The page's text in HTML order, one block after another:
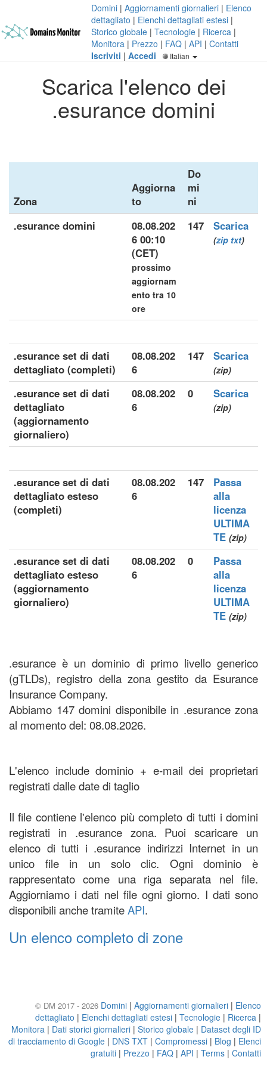
Domini | Aggiornamenti giornalieri | Elenco
dettagliato | Elenchi dettagliati estesi |
Storico globale | Tecnologie | Ricerca |
Monitora | Prezzo | FAQ | API | Contatti
Iscriviti | Accedi Italian
Scarica l'elenco dei
.esurance domini
Zona
Aggiorna
to
Do
mi
ni
.esurance domini
08.08.202
6 00:10
(CET)
prossimo
aggiornam
ento tra 10
ore
147 Scarica
(zip txt)
.esurance set di dati
dettagliato (completi)
08.08.202
6
147 Scarica
(zip)
.esurance set di dati
dettagliato
(aggiornamento
giornaliero)
08.08.202
6
0 Scarica
(zip)
.esurance set di dati
dettagliato esteso
(completi)
08.08.202
6
147
Passa
alla
licenza
ULTIMA
TE (zip)
.esurance set di dati
dettagliato esteso
(aggiornamento
giornaliero)
08.08.202
6
0
Passa
alla
licenza
ULTIMA
TE (zip)
.esurance è un dominio di primo livello generico
(gTLDs), registro della zona gestito da Esurance
Insurance Company.
Abbiamo 147 domini disponibile in .esurance zona
al momento del: 08.08.2026.
L'elenco include dominio + e-mail dei proprietari
registrati dalle date di taglio
Il file contiene l'elenco più completo di tutti i domini
registrati in .esurance zona. Puoi scaricare un
elenco di tutti i .esurance indirizzi Internet in un
unico file in un solo clic. Ogni dominio è
rappresentato come una riga separata nel file.
Aggiorniamo i dati nel file ogni giorno. I dati sono
disponibili anche tramiteAPI.
Un elenco completo di zone
© DM 2017 - 2026 Domini | Aggiornamenti giornalieri | Elenco
dettagliato | Elenchi dettagliati estesi | Tecnologie | Ricerca |
Monitora | Dati storici giornalieri | Storico globale | Dataset degli ID
di tracciamento di Google | DNS TXT | Compromessi | Blog | Elenci
gratuiti | Prezzo | FAQ | API | Terms | Contatti